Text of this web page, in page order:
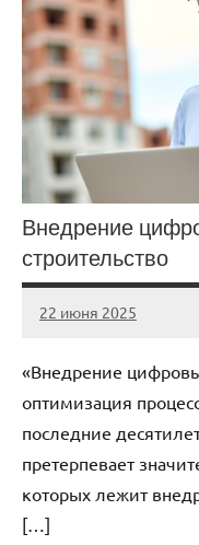
Внедрение
строительство
22 июня 2025
stroicomplex
Нет
«Внедрение
оптимизация
последние
претерпевает
которых лежит
[…]